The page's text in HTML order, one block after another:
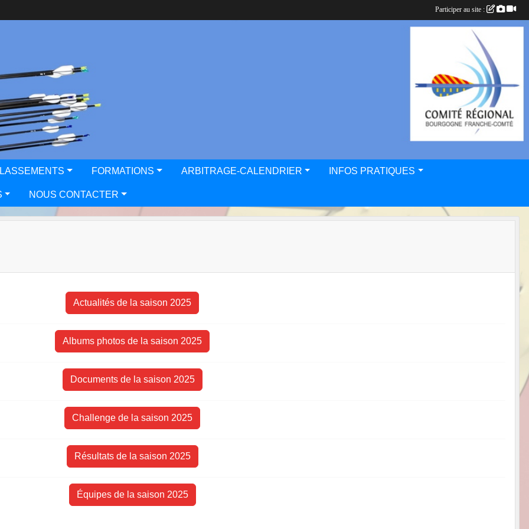
FORMATIONS ARBITRAGE-CALENDRIER INFOS PRATIQUES
NOUS CONTACTER
Actualités de la saison 2025
Albums photos de la saison 2025
Documents de la saison 2025
Challenge de la saison 2025
Résultats de la saison 2025
Équipes de la saison 2025
Participer au site :